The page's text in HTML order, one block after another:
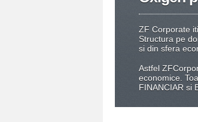
ZF Corporate
Structura pe
si din sfera
Astfel
economice.
FINANCIAR si